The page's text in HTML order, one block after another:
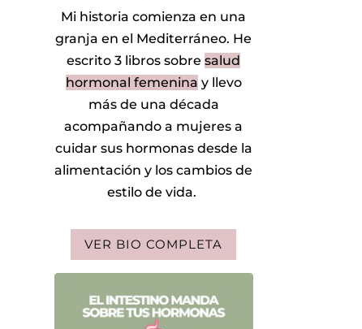
Mi historia comienza en una
granja en el Mediterráneo. He
escrito 3 libros sobre salud
hormonal femenina y llevo
más de una década
acompañando a mujeres a
cuidar sus hormonas desde la
alimentación y los cambios de
estilo de vida.
VER BIO COMPLETA